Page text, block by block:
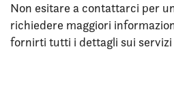
Non esitare a contattarci per
richiedere maggiori
fornirti tutti i dettagli sui